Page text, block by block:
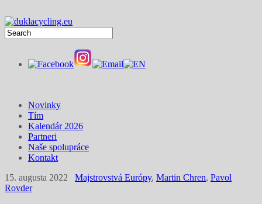
Novinky
Tím
Kalendár 2026
Partneri
Naše spolupráce
Kontakt
15. augusta 2022
Majstrovstvá Európy, Martin Chren, Pavol
Rovder